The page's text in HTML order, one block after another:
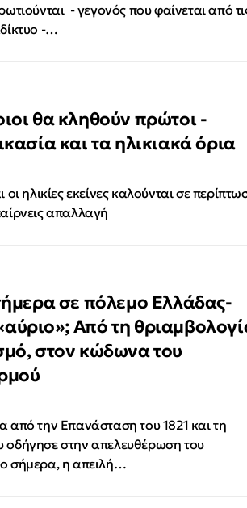
- γεγονός που φαίνεται από
-…
θα κληθούν πρώτοι -
και τα ηλικιακά όρια
οι ηλικίες εκείνες καλούνται σε
απαλλαγή
σε πόλεμο Ελλάδας-
Από τη
στον κώδωνα του
από την Επανάσταση του 1821 και τη
οδήγησε στην απελευθέρωση του
σήμερα, η απειλή…